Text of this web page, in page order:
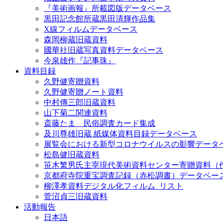
『美術画報』所載図版データベース
黒田記念館所蔵黒田清輝作品集
X線フィルムデータベース
森岡柳蔵旧蔵資料
國華社旧蔵写真資料データベース
今泉雄作『記事珠』
資料目録
久野健寄贈資料
久野健寄贈ノート資料
中村傳三郎旧蔵資料
山下菊二関連資料
斎藤たま 民俗調査カード集成
及川尊雄旧蔵 紙媒体資料目録データベース
展覧会における新型コロナウイルスの影響データ
松島健旧蔵資料
笹木繁男氏主宰現代美術資料センター寄贈資料（
京都府寺院重宝調査記録（赤松調書）データベー
柳澤孝資料デジタル化フィルム_リスト
菅沼貞三旧蔵資料
活動報告
日本語